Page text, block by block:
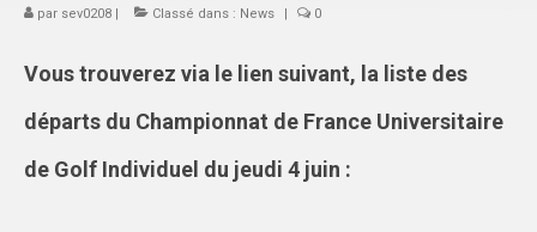
SPORTS CO
FEUILLES DE MATCH
SPORTS IND
FORMATION
par sev0208 | Classé dans : News | 0
Vous trouverez via le lien suivant, la liste des
départs du Championnat de France Universitaire
de Golf Individuel du jeudi 4 juin :